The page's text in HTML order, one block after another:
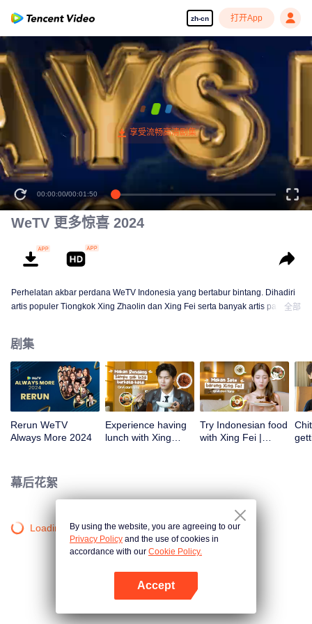
zh-cn 打开App
00:00:00/00:01:50
WeTV 更多惊喜 2024
Perhelatan akbar perdana WeTV Indonesia yang bertabur bintang. Dihadiri
artis populer Tiongkok Xing Zhaolin dan Xing Fei serta banyak artis papan
banyak lagi. Plus penampilan spesial dari Rossa. Di acara ini WeTV
Indonesia juga mengumumkan WeTV Original series yang akan tayang
tahun mendatang.
全部
剧集
Rerun WeTV
Always More 2024
Experience having
lunch with Xing
Try Indonesian food
with Xing Fei |
幕后花絮
Loading…By using the website, you are agreeing to our
Privacy Policy and the use of cookies in
accordance with our Cookie Policy.
Accept